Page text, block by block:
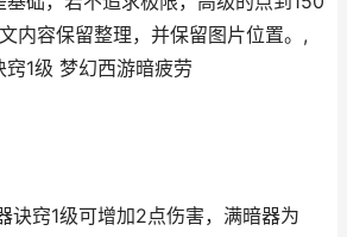
内容保留整理，并保留图片位置。,
窍1级 梦幻西游暗疲劳
诀窍1级可增加2点伤害，满暗器为